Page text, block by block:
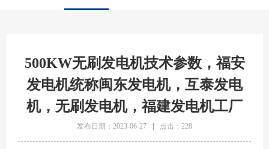
500KW无刷发电机技术参数，福安
发电机统称闽东发电机，互泰发电
机，无刷发电机，福建发电机工厂
发布日期：2023-06-27 点击：228